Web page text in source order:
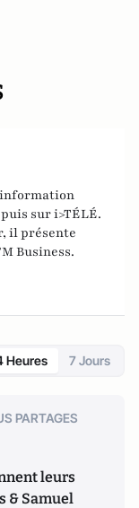
sur i>TÉLÉ.
il présente
Business.
Heures 7 Jours
PARTAGES
leurs
& Samuel